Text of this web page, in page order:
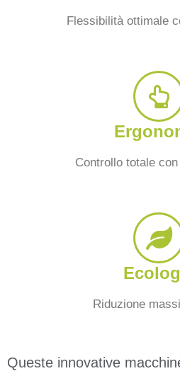
Flessibilità ottimale
Controllo totale
Riduzione
Queste innovative